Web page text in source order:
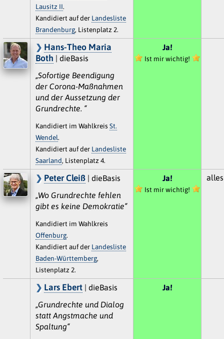
Lausitz II.
Kandidiert auf der Landesliste
Brandenburg, Listenplatz 2.
Hans-Theo Maria
Both | dieBasis
„Sofortige Beendigung
der Corona-Maßnahmen
und der Aussetzung der
Grundrechte. “
Kandidiert im Wahlkreis St.
Wendel.
Kandidiert auf der Landesliste
Saarland, Listenplatz 4.
Ja!
Ist mir wichtig!
Peter Cleiß| dieBasis
„Wo Grundrechte fehlen
gibt es keine Demokratie“
Kandidiert im Wahlkreis
Offenburg.
Kandidiert auf der Landesliste
Baden-Württemberg,
Listenplatz 2.
Ja!
Ist mir wichtig!
Lars Ebert| dieBasis
„Grundrechte und Dialog
statt Angstmache und
Spaltung“
Ja!